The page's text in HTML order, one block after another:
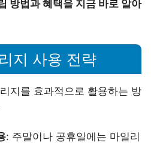
방법과 혜택을 지금 바로 알아
지 사용 전략
지를 효과적으로 활용하는 방
: 주말이나 공휴일에는 마일리